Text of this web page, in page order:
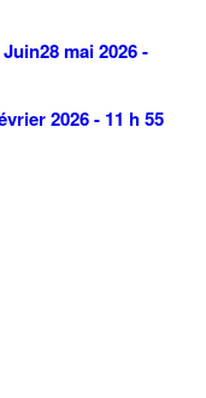
28 mai 2026 -
2026 - 11 h 55